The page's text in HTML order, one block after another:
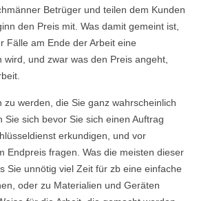
Betrüger und teilen dem Kunden
den Preis mit. Was damit gemeint ist,
Fälle am Ende der Arbeit eine
und zwar was den Preis angeht,
zu werden, die Sie ganz wahrscheinlich
Sie sich bevor Sie sich einen Auftrag
erkundigen, und vor
Endpreis fragen. Was die meisten dieser
Sie unnötig viel Zeit für zb eine einfache
oder zu Materialien und Geräten